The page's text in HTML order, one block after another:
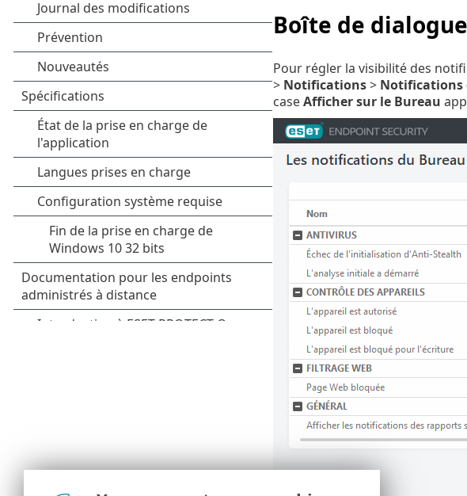
Boîte de
Pour régler la visibilité des
> Notifications> Notifications
caseAfficher sur le Bureau